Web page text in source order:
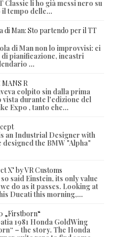
Classic li ho già messi nero su
il tempo delle...
di Man: Sto partendo per il TT
di Man non lo improvvisi: ci
di pianificazione, incastri
...
R
colpito sin dalla prima
vista durante l'edizione del
Expo , tanto che...
an Industrial Designer with
designed the BMW "Alpha"
X’ by VR Customs
said Einstein, its only value
do as it passes. Looking at
Ducati this morning,...
„Firstborn“
1981 Honda GoldWing
– the story. The Honda